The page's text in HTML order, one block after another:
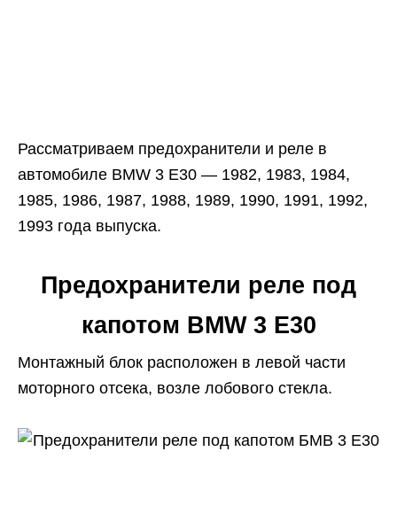
Рассматриваем предохранители и реле в
автомобиле BMW 3 E30 — 1982, 1983, 1984,
1985, 1986, 1987, 1988, 1989, 1990, 1991, 1992,
1993 года выпуска.
Предохранители реле под
капотом BMW 3 E30
Монтажный блок расположен в левой части
моторного отсека, возле лобового стекла.